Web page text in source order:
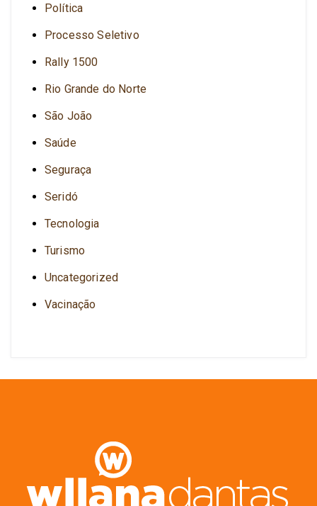
Política
Processo Seletivo
Rally 1500
Rio Grande do Norte
São João
Saúde
Seguraça
Seridó
Tecnologia
Turismo
Uncategorized
Vacinação